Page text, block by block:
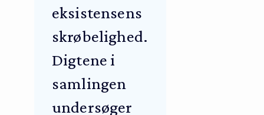
eksistensens
skrøbelighed.
Digtene i
samlingen
undersøger